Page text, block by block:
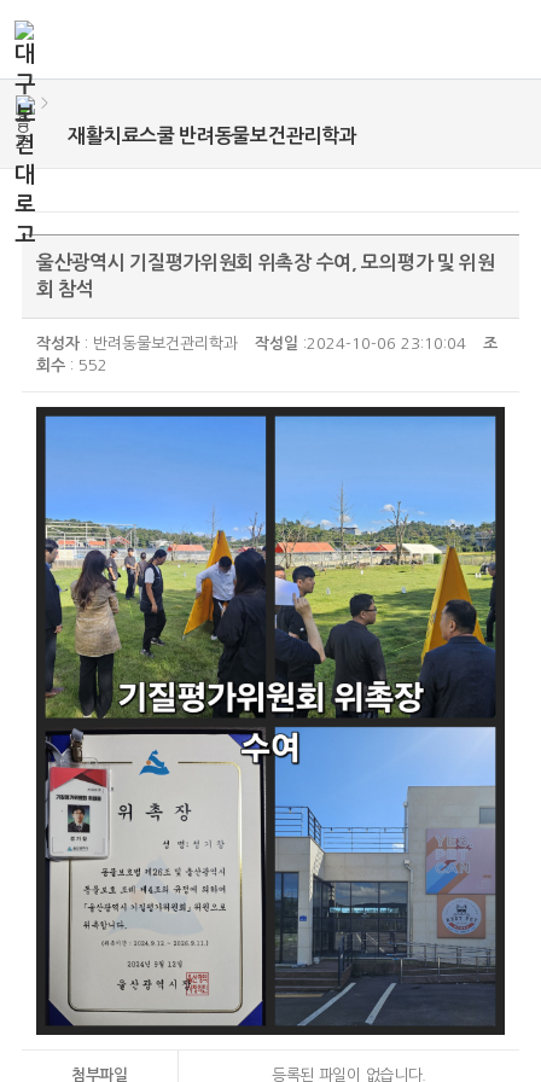
재활치료스쿨 반려동물보건관리학과
>
울산광역시 기질평가위원회 위촉장 수여, 모의평가 및 위원
회 참석
작성자 : 반려동물보건관리학과 작성일 :2024-10-06 23:10:04
조
회수 : 552
첨부파일 등록된 파일이 없습니다.